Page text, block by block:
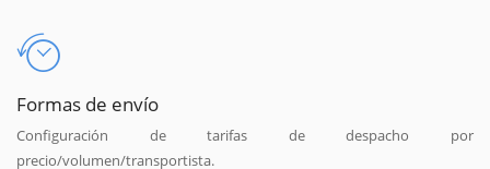
Formas de envío
Configuración de tarifas de despacho por
precio/volumen/transportista.